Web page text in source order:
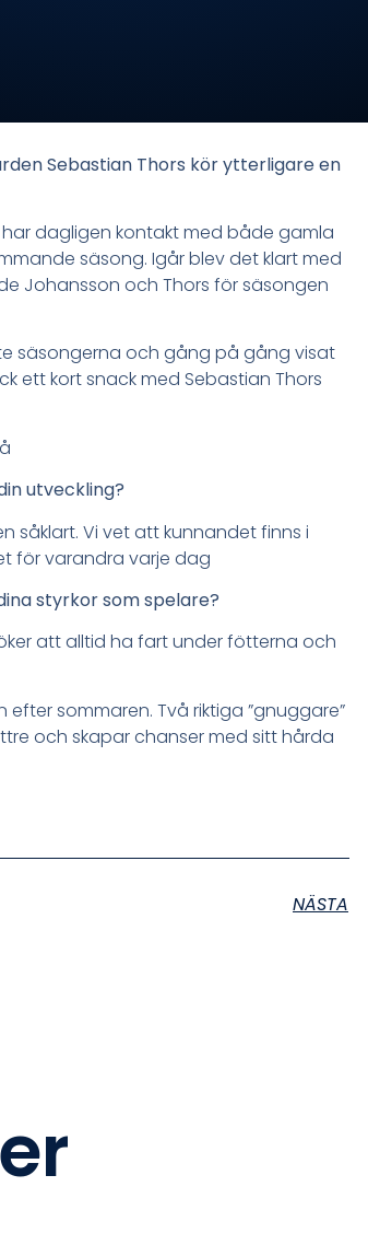
Sebastian Thors kör ytterligare en
har dagligen kontakt med både gamla
säsong. Igår blev det klart med
Johansson och Thors för säsongen
säsongerna och gång på gång visat
ett kort snack med Sebastian Thors
utveckling?
såklart. Vi vet att kunnandet finns i
för varandra varje dag
styrkor som spelare?
att alltid ha fart under fötterna och
sommaren. Två riktiga ”gnuggare”
och skapar chanser med sitt hårda
NÄSTA